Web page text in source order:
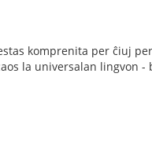
komprenita per ĉiuj
la universalan lingvon -